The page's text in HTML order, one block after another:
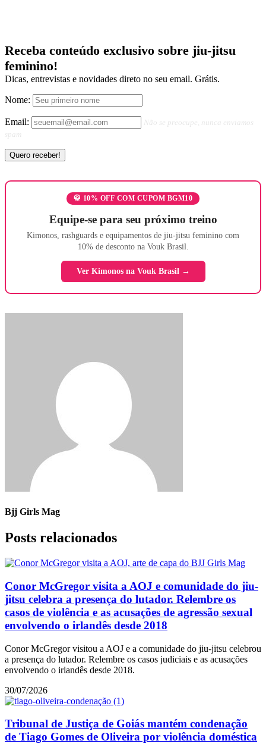
Receba conteúdo exclusivo sobre jiu-jitsu
feminino!
Dicas, entrevistas e novidades direto no seu email. Grátis.
Nome:
Email:
Não se preocupe, nunca enviamos
spam
🥋 10% OFF COM CUPOM BGM10
Equipe-se para seu próximo treino
Kimonos, rashguards e equipamentos de jiu-jitsu feminino com
10% de desconto na Vouk Brasil.
Ver Kimonos na Vouk Brasil →
Bjj Girls Mag
Posts relacionados
Conor McGregor visita a AOJ e comunidade do jiu-
jitsu celebra a presença do lutador. Relembre os
casos de violência e as acusações de agressão sexual
envolvendo o irlandês desde 2018
Conor McGregor visitou a AOJ e a comunidade do jiu-jitsu celebrou
a presença do lutador. Relembre os casos judiciais e as acusações
envolvendo o irlandês desde 2018.
30/07/2026
Tribunal de Justiça de Goiás mantém condenação
de Tiago Gomes de Oliveira por violência doméstica